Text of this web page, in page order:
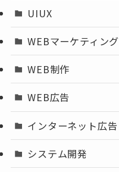
UIUX
WEBマーケティング
WEB制作
WEB広告
インターネット広告
システム開発